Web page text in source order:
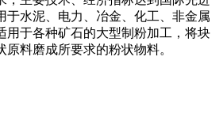
于水泥、电力、冶金、化工、非金属
用于各种矿石的大型制粉加工，将块
原料磨成所要求的粉状物料。